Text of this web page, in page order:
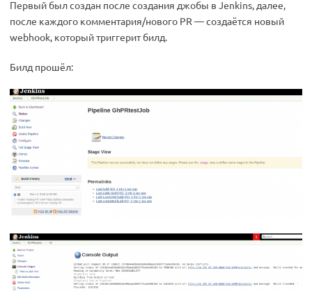
Первый был создан после создания джобы в Jenkins, далее,
после каждого комментария/нового PR — создаётся новый
webhook, который триггерит билд.
Билд прошёл: